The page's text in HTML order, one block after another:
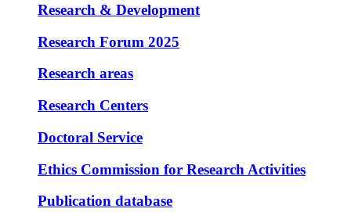
Research & Development
Research Forum 2025
Research areas
Research Centers
Doctoral Service
Ethics Commission for Research Activities
Publication database